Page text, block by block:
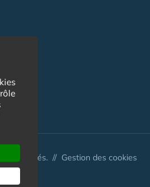
réservés. // Gestion des cookies